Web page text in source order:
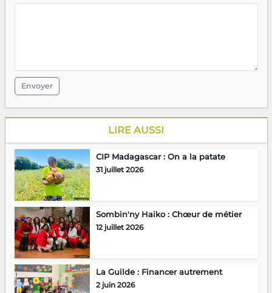
Envoyer
LIRE AUSSI
CIP Madagascar : On a la patate
31 juillet 2026
Sombin'ny Haiko : Chœur de métier
12 juillet 2026
La Guilde : Financer autrement
2 juin 2026